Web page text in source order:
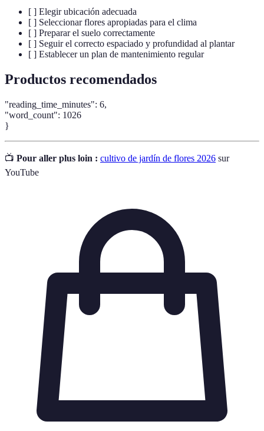
[ ] Elegir ubicación adecuada
[ ] Seleccionar flores apropiadas para el clima
[ ] Preparar el suelo correctamente
[ ] Seguir el correcto espaciado y profundidad al plantar
[ ] Establecer un plan de mantenimiento regular
Productos recomendados
"reading_time_minutes": 6,
"word_count": 1026
}
📺 Pour aller plus loin : cultivo de jardín de flores 2026 sur
YouTube